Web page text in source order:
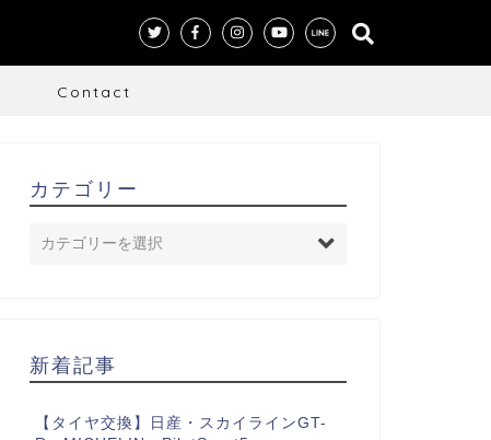
Contact
カテゴリー
新着記事
【タイヤ交換】日産・スカイラインGT-